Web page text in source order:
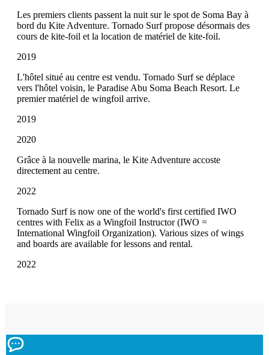
Les premiers clients passent la nuit sur le spot de Soma Bay à
bord du Kite Adventure. Tornado Surf propose désormais des
cours de kite-foil et la location de matériel de kite-foil.
2019
L'hôtel situé au centre est vendu. Tornado Surf se déplace
vers l'hôtel voisin, le Paradise Abu Soma Beach Resort. Le
premier matériel de wingfoil arrive.
2019
2020
Grâce à la nouvelle marina, le Kite Adventure accoste
directement au centre.
2022
Tornado Surf is now one of the world's first certified IWO
centres with Felix as a Wingfoil Instructor (IWO =
International Wingfoil Organization). Various sizes of wings
and boards are available for lessons and rental.
2022